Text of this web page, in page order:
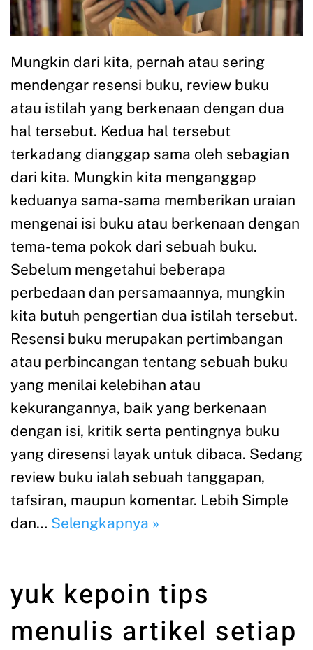
Mungkin dari kita, pernah atau sering
mendengar resensi buku, review buku
atau istilah yang berkenaan dengan dua
hal tersebut. Kedua hal tersebut
terkadang dianggap sama oleh sebagian
dari kita. Mungkin kita menganggap
keduanya sama-sama memberikan uraian
mengenai isi buku atau berkenaan dengan
tema-tema pokok dari sebuah buku.
Sebelum mengetahui beberapa
perbedaan dan persamaannya, mungkin
kita butuh pengertian dua istilah tersebut.
Resensi buku merupakan pertimbangan
atau perbincangan tentang sebuah buku
yang menilai kelebihan atau
kekurangannya, baik yang berkenaan
dengan isi, kritik serta pentingnya buku
yang diresensi layak untuk dibaca. Sedang
review buku ialah sebuah tanggapan,
tafsiran, maupun komentar. Lebih Simple
dan… Selengkapnya »
yuk kepoin tips
menulis artikel setiap